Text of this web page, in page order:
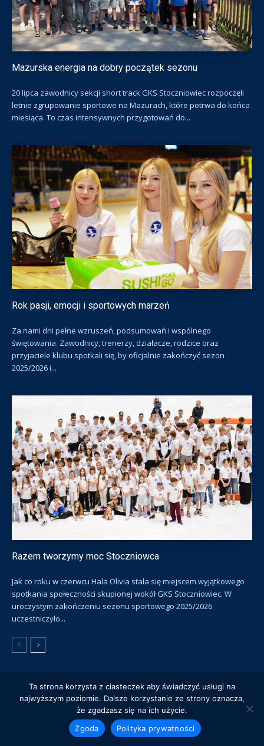
Mazurska energia na dobry początek sezonu
20 lipca zawodnicy sekcji short track GKS Stoczniowiec rozpoczęli
letnie zgrupowanie sportowe na Mazurach, które potrwa do końca
miesiąca. To czas intensywnych przygotowań do...
Rok pasji, emocji i sportowych marzeń
Za nami dni pełne wzruszeń, podsumowań i wspólnego
świętowania. Zawodnicy, trenerzy, działacze, rodzice oraz
przyjaciele klubu spotkali się, by oficjalnie zakończyć sezon
2025/2026 i...
Razem tworzymy moc Stoczniowca
Jak co roku w czerwcu Hala Olivia stała się miejscem wyjątkowego
spotkania społeczności skupionej wokół GKS Stoczniowiec. W
uroczystym zakończeniu sezonu sportowego 2025/2026
uczestniczyło...
© Gdański Klub Sportowy Stoczniowiec
Hokej na lodzie
Łyżwiarstwo szybkie
Łyżwiarstwo figurowe
Siatkówka
Ślizgawki
Hotel Olivia** Bilety Sklep
Ta strona korzysta z ciasteczek aby świadczyć usługi na
najwyższym poziomie. Dalsze korzystanie ze strony oznacza,
że zgadzasz się na ich użycie.
Zgoda
Polityka prywatności